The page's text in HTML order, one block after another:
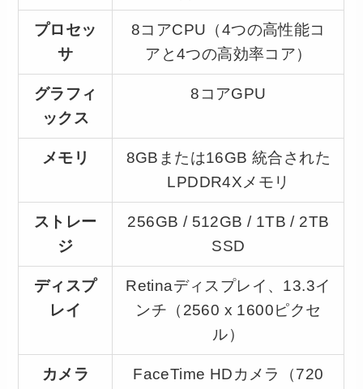
プロセッ
サ
8コアCPU（4つの高性能コ
アと4つの高効率コア）
グラフィ
ックス
8コアGPU
メモリ
8GBまたは16GB 統合された
LPDDR4Xメモリ
ストレー
ジ
256GB / 512GB / 1TB / 2TB
SSD
ディスプ
レイ
Retinaディスプレイ、13.3イ
ンチ（2560 x 1600ピクセ
ル）
カメラ
FaceTime HDカメラ（720